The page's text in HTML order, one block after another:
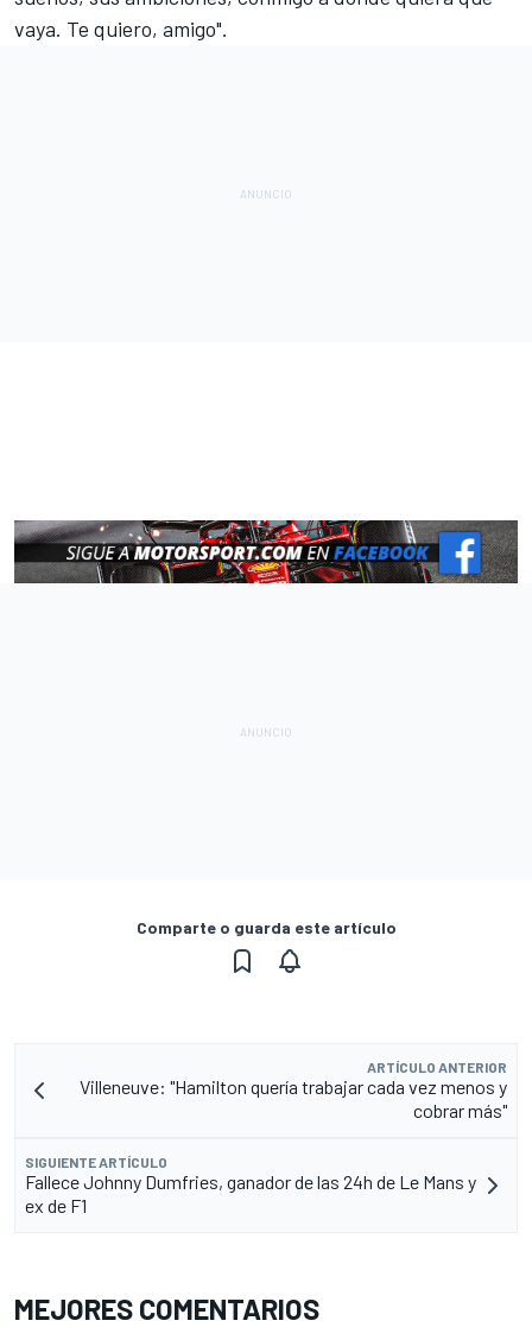
vaya. Te quiero, amigo".
Comparte o guarda este artículo
ARTÍCULO ANTERIOR
Villeneuve: "Hamilton quería trabajar cada vez menos y
cobrar más"
SIGUIENTE ARTÍCULO
Fallece Johnny Dumfries, ganador de las 24h de Le Mans y
ex de F1
MEJORES COMENTARIOS